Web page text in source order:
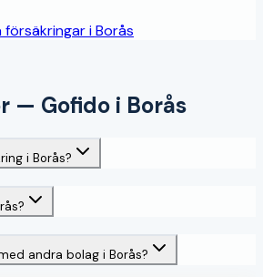
försäkringar iBorås
— Gofido i Borås
i Borås?
andra bolag i Borås?